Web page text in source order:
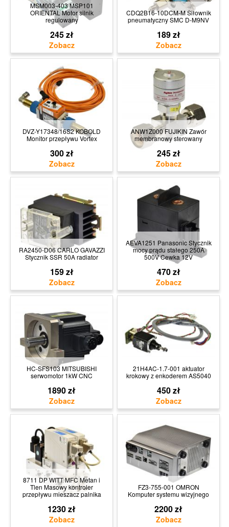
MSM003-403 MSP101
ORIENTAL Motor silnik
regulowany
245 zł
CDQ2B16-10DCM-M Siłownik
pneumatyczny SMC D-M9NV
189 zł
DVZ-Y17348/16S2 KOBOLD
Monitor przepływu Vortex
300 zł
ANW1Z000 FUJIKIN Zawór
membranowy sterowany
245 zł
RA2450-D06 CARLO GAVAZZI
Stycznik SSR 50A radiator
159 zł
AEVA1251 Panasonic Stycznik
mocy prądu stałego 250A
500V Cewka 12V
470 zł
HC-SFS103 MITSUBISHI
serwomotor 1kW CNC
1890 zł
21H4AC-1.7-001 aktuator
krokowy z enkoderem AS5040
450 zł
8711 DP WITT MFC Metan i
Tlen Masowy kontroler
przepływu mieszacz palnika
1230 zł
FZ3-755-001 OMRON
Komputer systemu wizyjnego
2200 zł